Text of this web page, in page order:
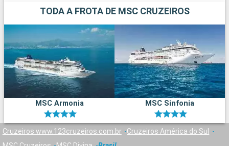
TODA A FROTA DE MSC CRUZEIROS
MSC Armonia MSC Sinfonia
Cruzeiros www.123cruzeiros.com.br
Cruzeiros América do Sul